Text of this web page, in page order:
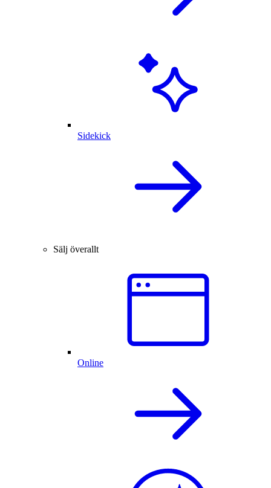
Sidekick
Sälj överallt
Online